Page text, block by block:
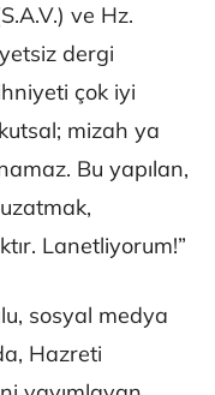
ve Hz.
dergi
çok iyi
mizah ya
Bu yapılan,
Lanetliyorum!”
sosyal medya
Hazreti